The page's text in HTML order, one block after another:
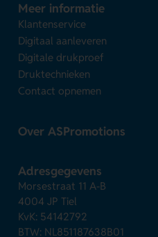
Meer informatie
Klantenservice
Digitaal aanleveren
Digitale drukproef
Druktechnieken
Contact opnemen
Over ASPromotions
Adresgegevens
Morsestraat 11 A-B
4004 JP Tiel
KvK: 54142792
BTW: NL851187638B01